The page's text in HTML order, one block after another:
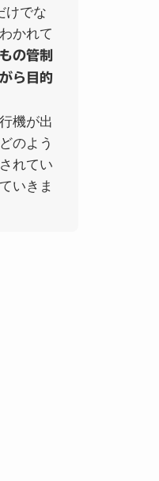
けでな
かれて
の管制
ら目的
機が出
のよう
れてい
いきま